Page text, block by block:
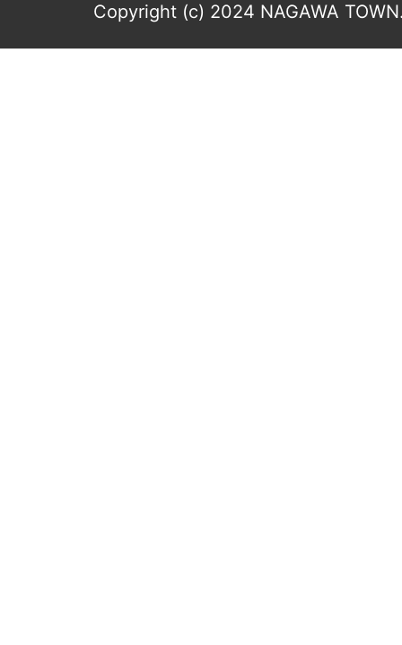
Copyright (c) 2024 NAGAWA